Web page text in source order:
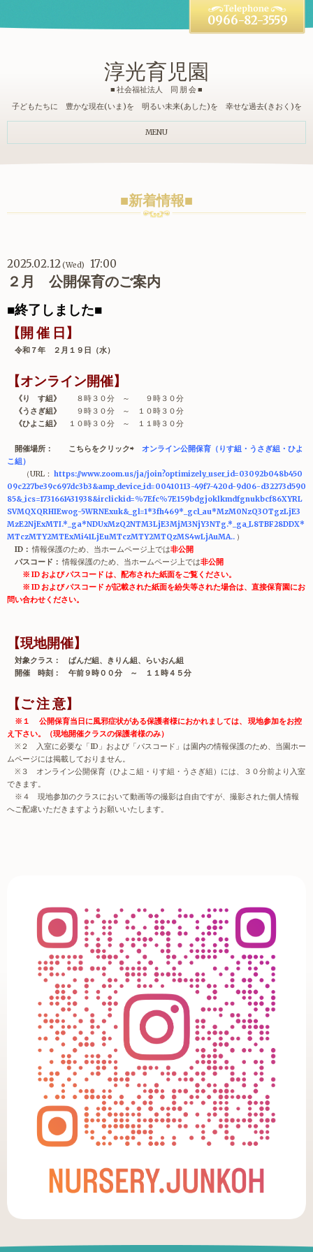
淳光育児園
■ 社会福祉法人 同 朋 会 ■
子どもたちに 豊かな現在(いま)を 明るい未来(あした)を 幸せな過去(きおく)を
0966-82-3559
MENU
■新着情報■
2025.02.12(Wed) 17:00
２月 公開保育のご案内
■終了しました■
【開 催 日】
令和７年 ２月１９日（水）
【オンライン開催】
《り す組》
８時３０分 ～ ９時３０分
《うさぎ組》
９時３０分 ～ １０時３０分
《ひよこ組》 １０時３０分 ～ １１時３０分
開催場所： こちらをクリック⇨ オンライン公開保育（りす組・うさぎ組・ひよ
こ組）
（URL： https://www.zoom.us/ja/join?optimizely_user_id=03092b048b450
09c227be39c697dc3b3&amp_device_id=00410113-49f7-420d-9d06-d32273d590
85&_ics=1731661431938&irclickid=%7Efc%7E159bdgjoklkmdfgnukbcf86XYRL
SVMQXQRHIEwog-5WRNExuk&_gl=1*3fh469*_gcl_au*MzM0NzQ3OTgzLjE3
MzE2NjExMTI.*_ga*NDUxMzQ2NTM3LjE3MjM3NjY3NTg.*_ga_L8TBF28DDX*
MTczMTY2MTExMi41LjEuMTczMTY2MTQzMS4wLjAuMA.. ）
ID ： 情報保護のため、当ホームページ上では非公開
パスコード： 情報保護のため、当ホームページ上では非公開
※ ID および パスコード は、配布された紙面をご覧ください。
※ ID および パスコード が記載された紙面を紛失等された場合は、直接保育園にお
問い合わせください。
【現地開催】
対象クラス： ぱんだ組、きりん組、らいおん組
開催 時刻： 午前９時００分 ～ １１時４５分
【ご 注 意】
※１ 公開保育当日に風邪症状がある保護者様におかれましては、 現地参加をお控
え下さい。（現地開催クラスの保護者様のみ）
※ ２ 入室に必要な「ID 」および「パスコード」は園内の情報保護のため、当園ホー
ムページには掲載しておりません。
※ ３ オンライン公開保育（ひよこ組・りす組・うさぎ組）には、３０分前より入室
できます。
※４ 現地参加のクラスにおいて動画等の撮影は自由ですが、撮影された個人情報
へご配慮いただきますようお願いいたします。